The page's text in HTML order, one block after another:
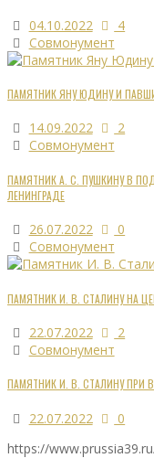
04.10.2022
4
Совмонумент
ПАМЯТНИК ЯНУ ЮДИНУ И
14.09.2022
2
Совмонумент
ПАМЯТНИК А. С. ПУШКИНУ В
ЛЕНИНГРАДЕ
26.07.2022
0
Совмонумент
ПАМЯТНИК И. В. СТАЛИНУ НА
22.07.2022
2
Совмонумент
ПАМЯТНИК И. В. СТАЛИНУ ПРИ
22.07.2022
0
https://